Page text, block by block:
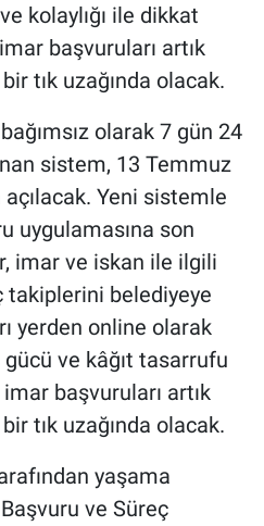
kolaylığı ile dikkat
başvuruları artık
tık uzağında olacak.
olarak 7 gün 24
sistem, 13 Temmuz
Yeni sistemle
uygulamasına son
imar ve iskan ile ilgili
takiplerini belediyeye
yerden online olarak
ve kâğıt tasarrufu
başvuruları artık
tık uzağında olacak.
yaşama
ve Süreç